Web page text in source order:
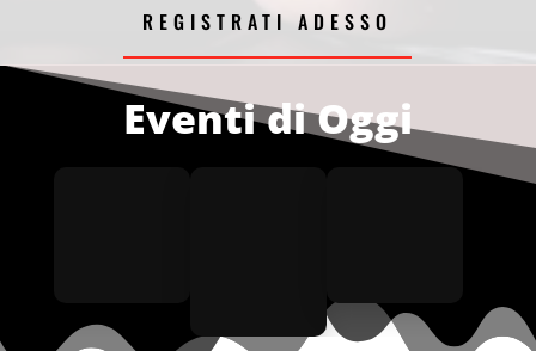
REGISTRATI ADESSO
Eventi di Oggi